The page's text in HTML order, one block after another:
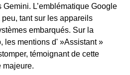
L’emblématique Google
tant sur les appareils
embarqués. Sur la
les mentions d' »Assistant »
témoignant de cette
majeure.